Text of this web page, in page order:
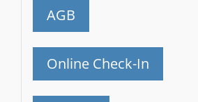
AGB
Online Check-In